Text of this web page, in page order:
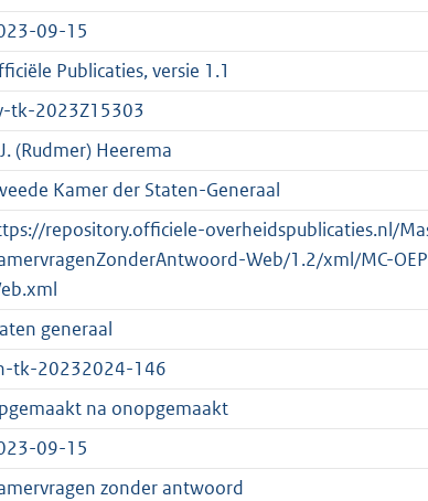
09-15
Publicaties, versie 1.1
tk-2023Z15303
(Rudmer) Heerema
Kamer der Staten-Generaal
repository.officiele-overheidspublicaties.nl/
Web/1.2/xml/MC-
generaal
tk-20232024-146
na onopgemaakt
09-15
zonder antwoord